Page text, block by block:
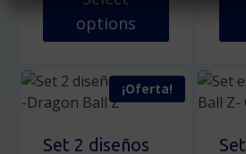
página
de
options
producto
múltiples
variantes.
¡Oferta!
Set 2 diseños